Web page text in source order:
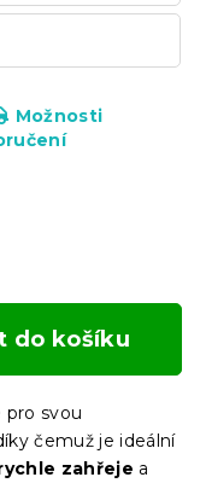
Možnosti
do košíku
svou
čemuž je ideální
zahřeje a